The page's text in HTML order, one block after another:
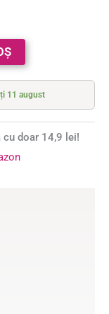
11 august
cu doar 14,9 lei!